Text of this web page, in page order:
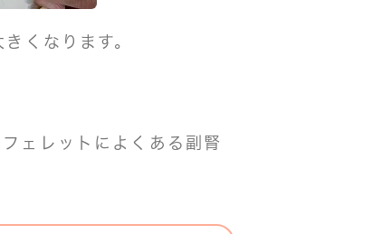
きくなります。
ェレットによくある副腎